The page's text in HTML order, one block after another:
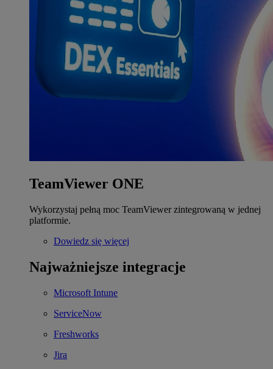
TeamViewer ONE
Wykorzystaj pełną moc TeamViewer zintegrowaną w jednej
platformie.
Dowiedz się więcej
Najważniejsze integracje
Microsoft Intune
ServiceNow
Freshworks
Jira